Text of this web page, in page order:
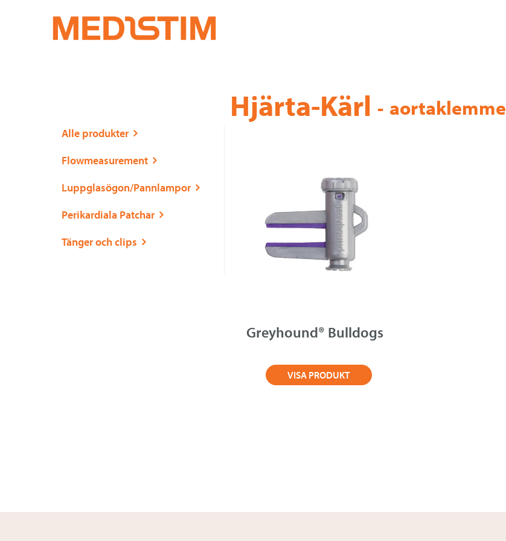
Medistim.se
återförsäljare
av
utrustning
och
förbrukningsvaror
inom
Alle produkter
Flowmeasurement
Luppglasögon/Pannlampor
Perikardiala Patchar
Tänger och clips
Hjärta-Kärl - aortaklemme
Greyhound® Bulldogs
VISA PRODUKT